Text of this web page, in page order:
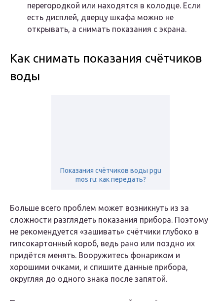
перегородкой или находятся в колодце. Если
есть дисплей, дверцу шкафа можно не
открывать, а снимать показания с экрана.
Как снимать показания счётчиков
воды
Показания счётчиков воды pgu
mos ru: как передать?
Больше всего проблем может возникнуть из за
сложности разглядеть показания прибора. Поэтому
не рекомендуется «зашивать» счётчики глубоко в
гипсокартонный короб, ведь рано или поздно их
придётся менять. Вооружитесь фонариком и
хорошими очками, и спишите данные прибора,
округляя до одного знака после запятой.